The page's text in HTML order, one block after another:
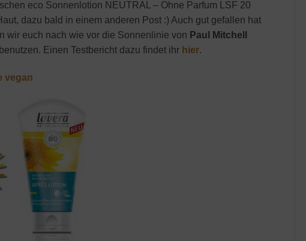
eco Sonnenlotion NEUTRAL – Ohne Parfum LSF 20
dazu bald in einem anderen Post :) Auch gut gefallen hat
wir euch nach wie vor die Sonnenlinie von Paul Mitchell
Einen Testbericht dazu findet ihr hier.
vegan